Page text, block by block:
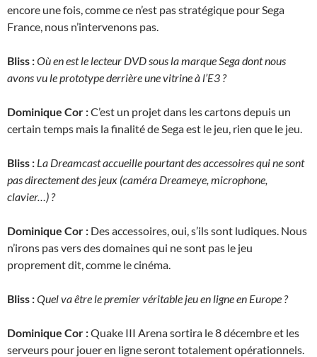
encore une fois, comme ce n’est pas stratégique pour Sega
France, nous n’intervenons pas.
Bliss :Où en est le lecteur DVD sous la marque Sega dont nous
avons vu le prototype derrière une vitrine à l’E3 ?
Dominique Cor :C’est un projet dans les cartons depuis un
certain temps mais la finalité de Sega est le jeu, rien que le jeu.
Bliss : La Dreamcast accueille pourtant des accessoires qui ne sont
pas directement des jeux (caméra Dreameye, microphone,
clavier…) ?
Dominique Cor : Des accessoires, oui, s’ils sont ludiques. Nous
n’irons pas vers des domaines qui ne sont pas le jeu
proprement dit, comme le cinéma.
Bliss :Quel va être le premier véritable jeu en ligne en Europe ?
Dominique Cor :Quake III Arena sortira le 8 décembre et les
serveurs pour jouer en ligne seront totalement opérationnels.